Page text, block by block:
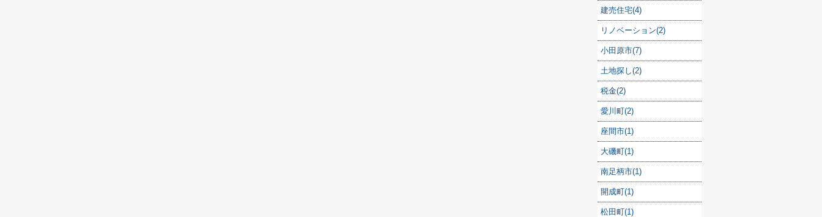
建売住宅(4)
リノベーション(2)
小田原市(7)
土地探し(2)
税金(2)
愛川町(2)
座間市(1)
大磯町(1)
南足柄市(1)
開成町(1)
松田町(1)